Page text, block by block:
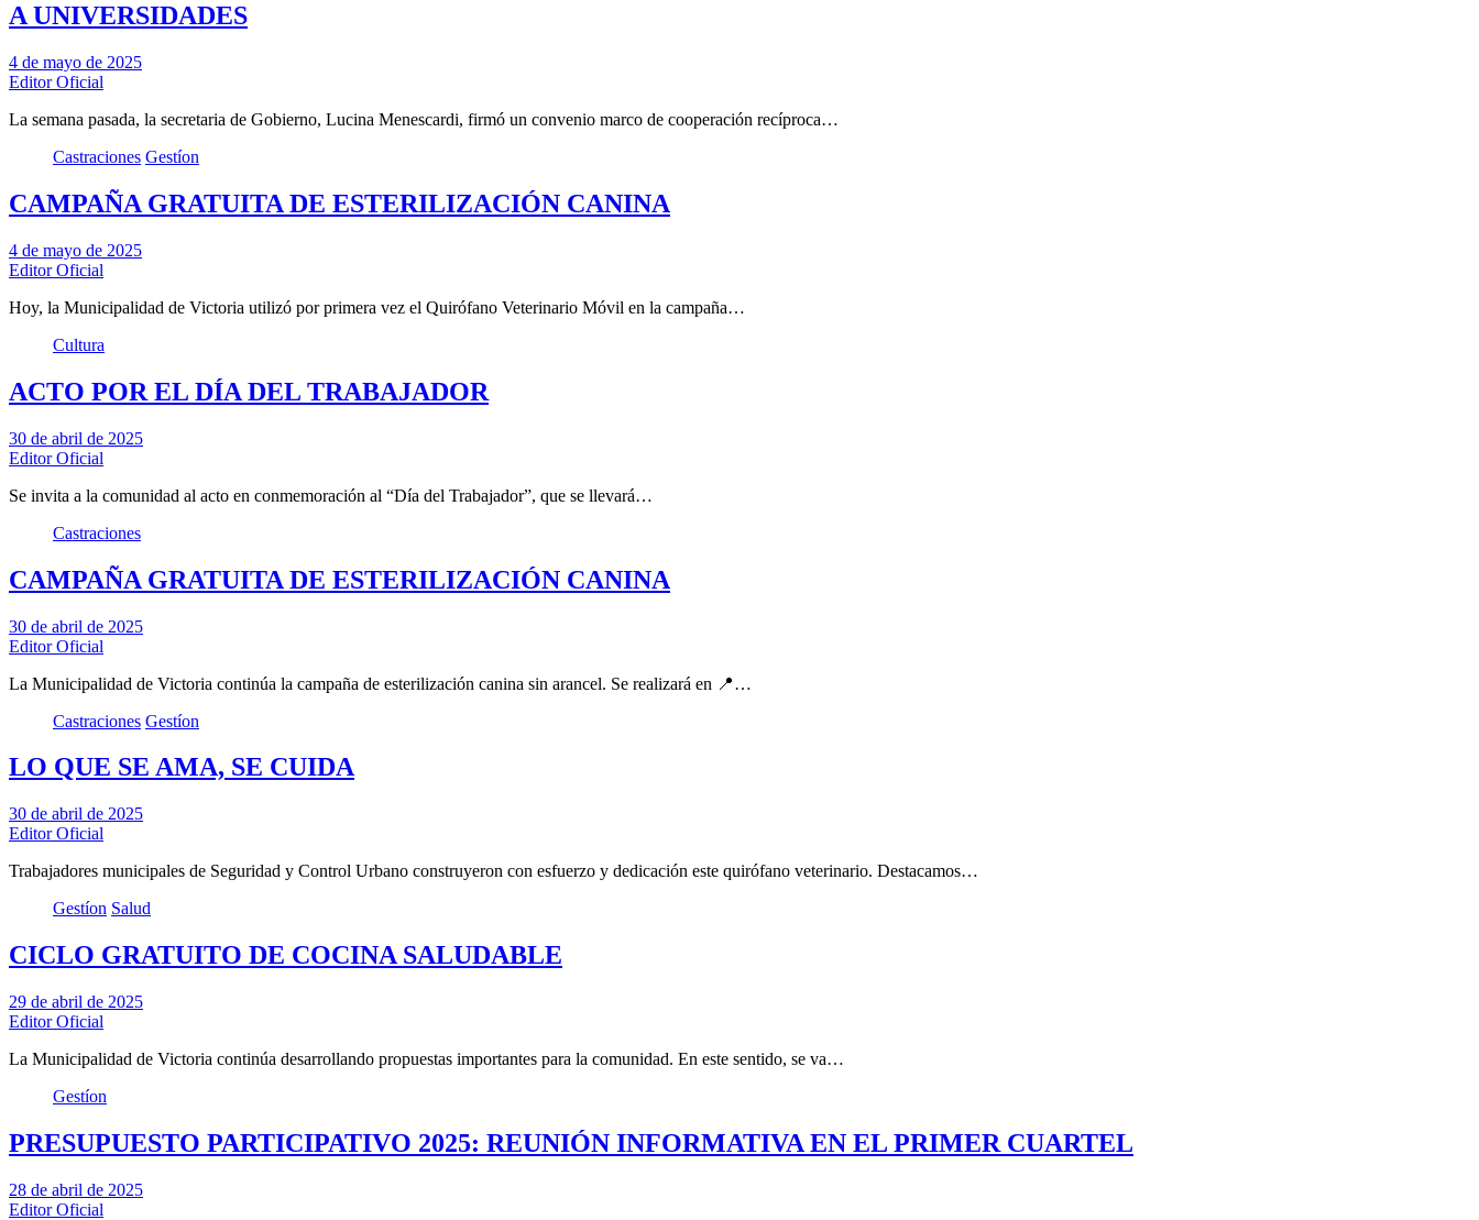
A UNIVERSIDADES
4 de mayo de 2025
Editor Oficial
La semana pasada, la secretaria de Gobierno, Lucina Menescardi, firmó un convenio marco de cooperación recíproca…
Castraciones Gestíon
CAMPAÑA GRATUITA DE ESTERILIZACIÓN CANINA
4 de mayo de 2025
Editor Oficial
Hoy, la Municipalidad de Victoria utilizó por primera vez el Quirófano Veterinario Móvil en la campaña…
Cultura
ACTO POR EL DÍA DEL TRABAJADOR
30 de abril de 2025
Editor Oficial
Se invita a la comunidad al acto en conmemoración al “Día del Trabajador”, que se llevará…
Castraciones
CAMPAÑA GRATUITA DE ESTERILIZACIÓN CANINA
30 de abril de 2025
Editor Oficial
La Municipalidad de Victoria continúa la campaña de esterilización canina sin arancel. Se realizará en 📍…
Castraciones Gestíon
LO QUE SE AMA, SE CUIDA
30 de abril de 2025
Editor Oficial
Trabajadores municipales de Seguridad y Control Urbano construyeron con esfuerzo y dedicación este quirófano veterinario. Destacamos…
Gestíon Salud
CICLO GRATUITO DE COCINA SALUDABLE
29 de abril de 2025
Editor Oficial
La Municipalidad de Victoria continúa desarrollando propuestas importantes para la comunidad. En este sentido, se va…
Gestíon
PRESUPUESTO PARTICIPATIVO 2025: REUNIÓN INFORMATIVA EN EL PRIMER CUARTEL
28 de abril de 2025
Editor Oficial